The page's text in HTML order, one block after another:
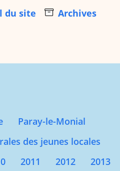
du site Archives
Paray-le-Monial
des jeunes locales
2011 2012
2013